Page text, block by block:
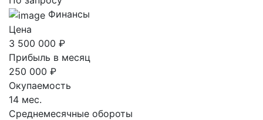
Финансы
Цена
3 500 000 ₽
Прибыль в месяц
250 000 ₽
Окупаемость
14 мес.
Среднемесячные обороты